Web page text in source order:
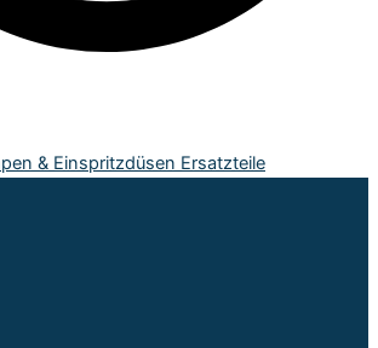
& Einspritzdüsen Ersatzteile